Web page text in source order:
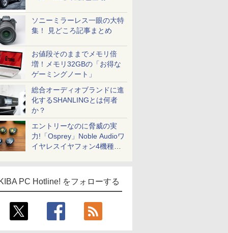
ソニーミラーレス一眼の大特
集！ 見どころ記事まとめ
お値段そのままでメモリ倍
増！メモリ32GBの「お得な
ゲーミングノート」
総合オーディオブランドに進
化するSHANLINGとは何者
か？
エントリーなのに脅威の実
力!「Osprey」Noble Audioワ
イヤレスイヤフォン4機種を
PC Hotline! をフォローする